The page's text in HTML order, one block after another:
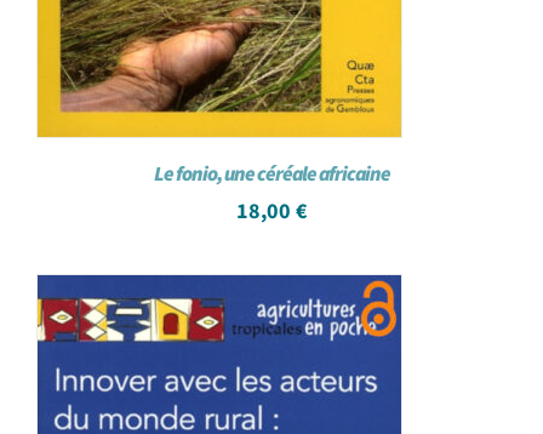
Le fonio, une céréale africaine
18,00 €